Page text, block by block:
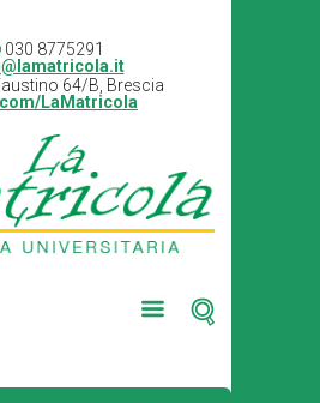
030 8775291
64/B, Brescia
LaMatricola